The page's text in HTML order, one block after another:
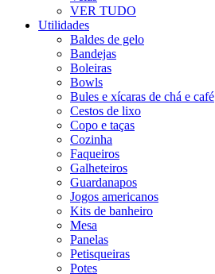
VER TUDO
Utilidades
Baldes de gelo
Bandejas
Boleiras
Bowls
Bules e xícaras de chá e café
Cestos de lixo
Copo e taças
Cozinha
Faqueiros
Galheteiros
Guardanapos
Jogos americanos
Kits de banheiro
Mesa
Panelas
Petisqueiras
Potes